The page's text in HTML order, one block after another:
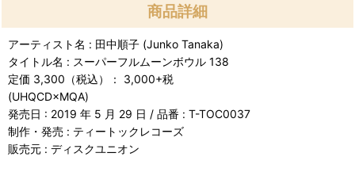
商品詳細
アーティスト名 : 田中順子 (Junko Tanaka)
タイトル名 : スーパーフルムーンボウル 138
定価 3,300（税込）： 3,000+税
(UHQCD×MQA)
発売日 : 2019 年 5 月 29 日 / 品番 : T-TOC0037
制作・発売 : ティートックレコーズ
販売元 : ディスクユニオン